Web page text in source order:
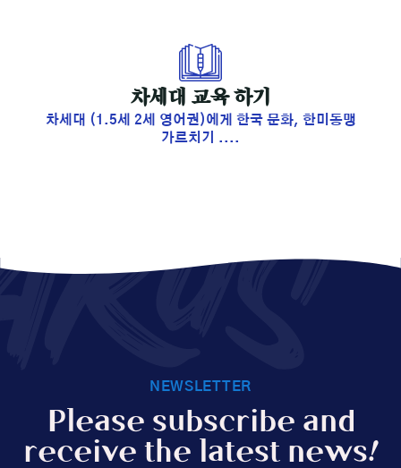
​차세대 교육 하기
차세대 (1.5세 2세 영어권)에게 한국 문화, 한미동맹
가르치기 ....
NEWSLETTER
Please subscribe and
receive the latest news!